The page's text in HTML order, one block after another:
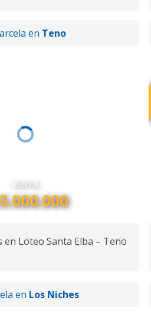
en Teno
VENTA
en Loteo Santa Elba – Teno
en Los Niches